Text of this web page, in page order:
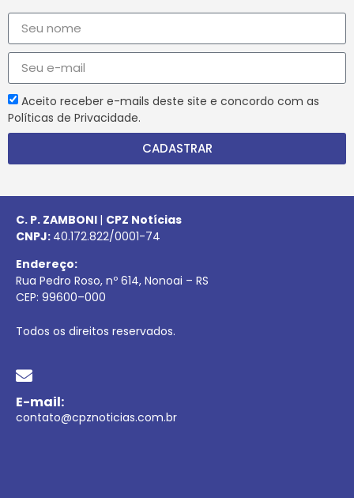
Aceito receber e-mails deste site e concordo com as
Políticas de Privacidade.
CADASTRAR
C. P. ZAMBONI | CPZ Notícias
CNPJ: 40.172.822/0001-74
Endereço:
Rua Pedro Roso, nº 614, Nonoai – RS
CEP: 99600–000
Todos os direitos reservados.
E-mail:
contato@cpznoticias.com.br